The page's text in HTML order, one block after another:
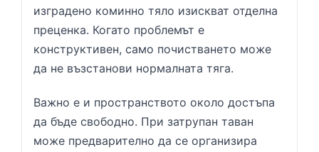
изградено коминно тяло изискват отделна
преценка. Когато проблемът е
конструктивен, само почистването може
да не възстанови нормалната тяга.
Важно е и пространството около достъпа
да бъде свободно. При затрупан таван
може предварително да се организира